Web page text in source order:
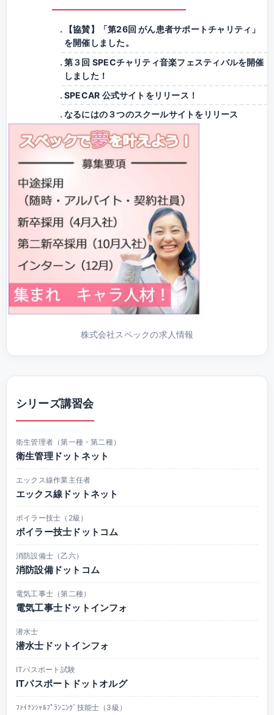
【協賛】「第26回 がん患者サポートチャリティ」
を開催しました。
第３回 SPECチャリティ音楽フェスティバルを開催
しました！
SPECAR 公式サイトをリリース！
なるにはの３つのスクールサイトをリリース
株式会社スペックの求人情報
シリーズ講習会
衛生管理者（第一種・第二種）
衛生管理ドットネット
エックス線作業主任者
エックス線ドットネット
ボイラー技士（2級）
ボイラー技士ドットコム
消防設備士（乙六）
消防設備ドットコム
電気工事士（第二種）
電気工事士ドットインフォ
潜水士
潜水士ドットインフォ
ITパスポート試験
ITパスポートドットオルグ
ﾌｧｲﾅﾝｼｬﾙﾌﾟﾗﾝﾆﾝｸﾞ技能士（3級）